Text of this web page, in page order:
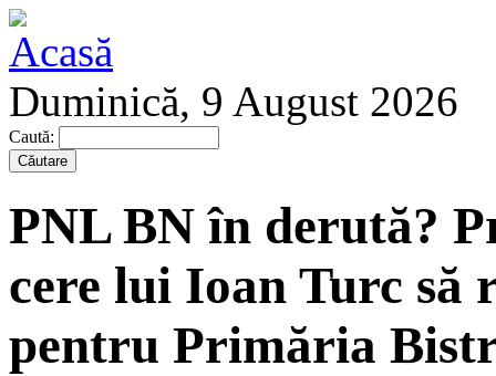
Duminică, 9 August 2026
Caută:
PNL BN în derută?
cere lui Ioan Turc să
pentru Primăria